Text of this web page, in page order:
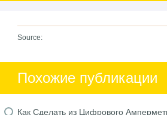
Source:
Похожие публикации
Как Сделать из Цифрового